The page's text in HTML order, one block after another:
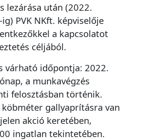
lezárása után (2022.
PVK NKft. képviselője
a kapcsolatot
céljából.
várható időpontja: 2022.
a munkavégzés
felosztásban történik.
gallyaprításra van
akció keretében,
ingatlan tekintetében.